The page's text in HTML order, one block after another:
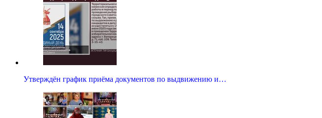
Утверждён график приёма документов по выдвижению и…